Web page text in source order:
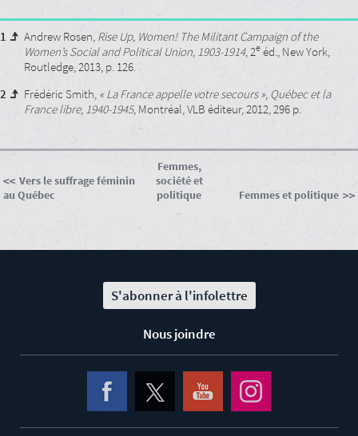
1 Andrew Rosen, Rise Up, Women! The Militant Campaign of the
Women’s Social and Political Union, 1903-1914, 2e éd., New York,
Routledge, 2013, p. 126.
2
Frédéric Smith, « La France appelle votre secours », Québec et la
France libre, 1940-1945, Montréal, VLB éditeur, 2012, 296 p.
Vers le suffrage féminin
au Québec
Femmes,
société et
politique
Femmes et politique
S'abonner à l'infolettre
Nous joindre